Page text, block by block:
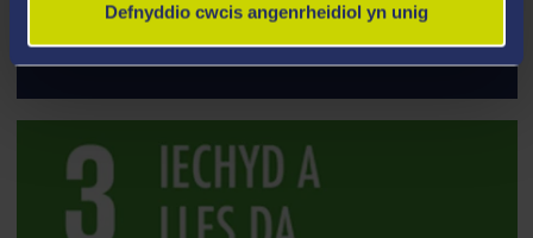
Defnyddio cwcis angenrheidiol yn unig